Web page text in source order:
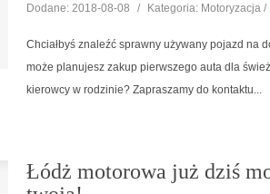
Dodane: 2018-08-08 / Kategoria: Motoryzacja /
Chciałbyś znaleźć sprawny używany pojazd na
może planujesz zakup pierwszego auta dla
kierowcy w rodzinie? Zapraszamy do kontaktu...
Łódż motorowa już dziś